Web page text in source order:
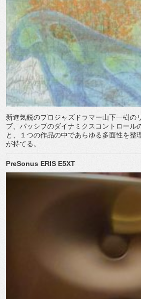
新進気鋭のプロジャズドラマー山下一樹の
ブ、パッシブのダイナミクスコントロール
と、１つの作品の中であらゆる多面性を整
が持てる。
PreSonus ERIS E5XT